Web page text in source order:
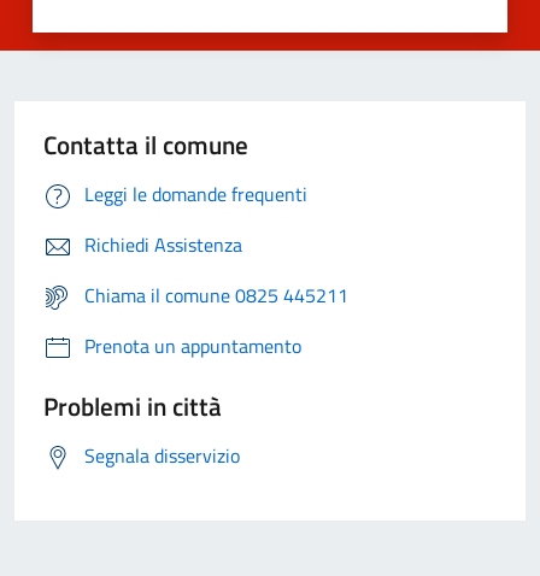
Contatta il comune
Leggi le domande frequenti
Richiedi Assistenza
Chiama il comune 0825 445211
Prenota un appuntamento
Problemi in città
Segnala disservizio